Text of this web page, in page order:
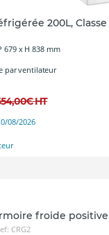
200L, Classe
679 x H 838 mm
par ventilateur
,00€HT
08/2026
froide
CRG2